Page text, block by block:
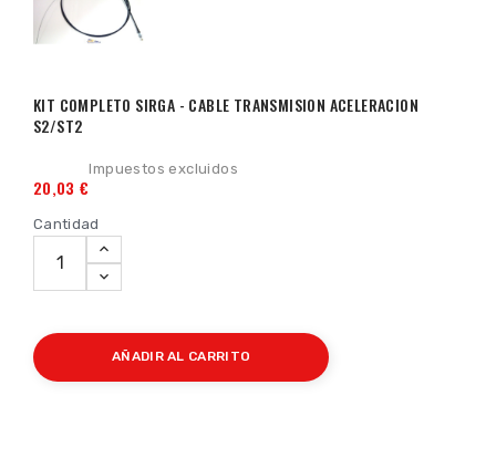
KIT COMPLETO SIRGA - CABLE TRANSMISION ACELERACION
S2/ST2
20,03 €
Impuestos excluidos
Cantidad
AÑADIR AL CARRITO